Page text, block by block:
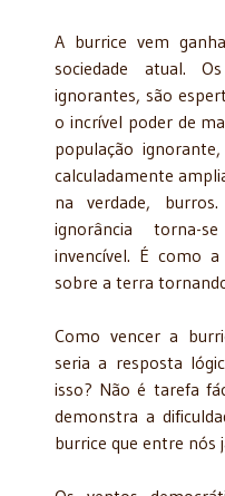
A burrice vem
sociedade atual.
ignorantes, são
o incrível poder de
população
calculadamente
na verdade,
ignorância torna-
invencível. É como
sobre a terra
Como vencer a
seria a resposta
isso? Não é tarefa
demonstra a
burrice que entre nós